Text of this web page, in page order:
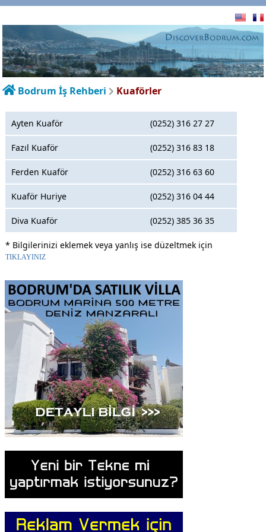
Bodrum İş Rehberi Kuaförler
Ayten Kuaför (0252) 316 27 27
Fazıl Kuaför (0252) 316 83 18
Ferden Kuaför (0252) 316 63 60
Kuaför Huriye (0252) 316 04 44
Diva Kuaför (0252) 385 36 35
* Bilgilerinizi eklemek veya yanlış ise düzeltmek için
TIKLAYINIZ